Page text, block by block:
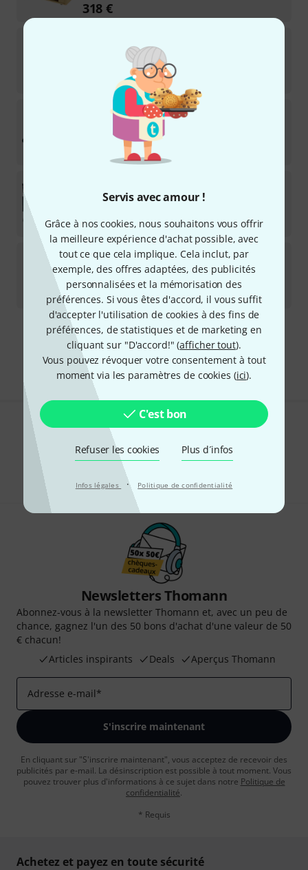
Servis avec amour !
Grâce à nos cookies, nous souhaitons vous offrir
la meilleure expérience d'achat possible, avec
tout ce que cela implique. Cela inclut, par
exemple, des offres adaptées, des publicités
personnalisées et la mémorisation des
préférences. Si vous êtes d'accord, il vous suffit
d'accepter l'utilisation de cookies à des fins de
préférences, de statistiques et de marketing en
cliquant sur "D'accord!" (afficher tout).
Vous pouvez révoquer votre consentement à tout
moment via les paramètres de cookies (ici).
C'est bon
Refuser les cookies Plus d´infos
Infos légales · Politique de confidentialité
318 €
Disponible sous 6–8 semaines
KemperProfiling Amp PowerRack Set
55
Disponible immédiatement
2.369€
KemperProfiling Amp PowerRack Bundle
Disponible immédiatement
2.144 €
Envoi gratuit à partir de 69 €
Les prix sont indiqués avec TVA comprise
Aimez-vous ce que vous voyez ?
Partager Aide et commentaires
Newsletters Thomann
Abonnez-vous à la newsletter Thomann et, avec un peu de
chance, gagnez l'un des 50 bons d'achat d'une valeur de 50
€ chacun!
Articles inspirants
Deals Aperçus Thomann
Adresse e-mail*
S'inscrire maintenant
En cliquant sur "S'inscrire maintenant", vous acceptez de recevoir des
publicités par e-mail. La désinscription est possible à tout moment. Vous
pouvez trouver plus d'informations à ce sujet dans notre Politique de
confidentialité.
* Requis
Achetez et payez en toute sécurité